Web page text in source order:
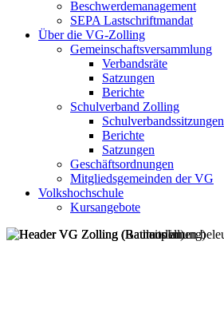
Beschwerdemanagement
SEPA Lastschriftmandat
Über die VG-Zolling
Gemeinschaftsversammlung
Verbandsräte
Satzungen
Berichte
Schulverband Zolling
Schulverbandssitzungen
Berichte
Satzungen
Geschäftsordnungen
Mitgliedsgemeinden der VG
Volkshochschule
Kursangebote